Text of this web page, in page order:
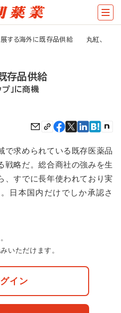
展する海外に既存品供給 丸紅、
存品供給
プ」に商機
求められている既存医薬品
戦略だ。総合商社の強みを生
、すでに長年使われており実
日本国内だけでしか承認さ
いただけます。
イン